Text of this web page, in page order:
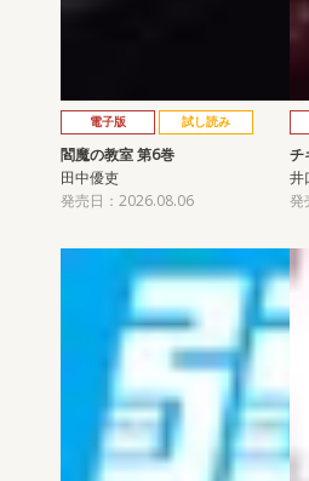
電子版 試し読み
閻魔の教室 第6巻
田中優吏
発売日：2026.08.06
チ
井
発